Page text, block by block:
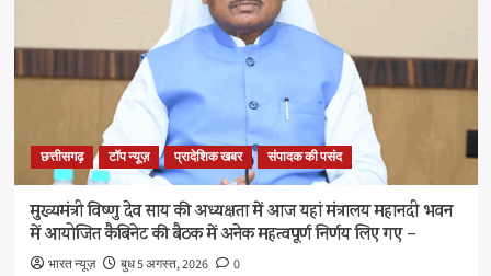
छत्तीसगढ़ टॉप न्यूज़ प्रादेशिक खबर संपादक की पसंद
मुख्यमंत्री विष्णु देव साय की अध्यक्षता में आज यहां मंत्रालय महानदी भवन
में आयोजित कैबिनेट की बैठक में अनेक महत्वपूर्ण निर्णय लिए गए –
भारत न्यूज़ बुध 5 अगस्त, 2026 0